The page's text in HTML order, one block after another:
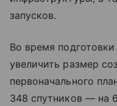
запусков.
Во время
увеличить размер
первоначального
348 спутников — на